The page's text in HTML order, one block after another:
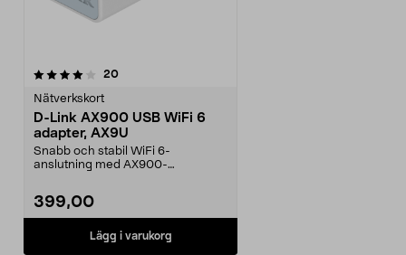
20recensioner
Nätverkskort
D-Link AX900 USB WiFi 6
adapter, AX9U
Snabb och stabil WiFi 6-
anslutning med AX900-
399,00
Lägg i varukorg